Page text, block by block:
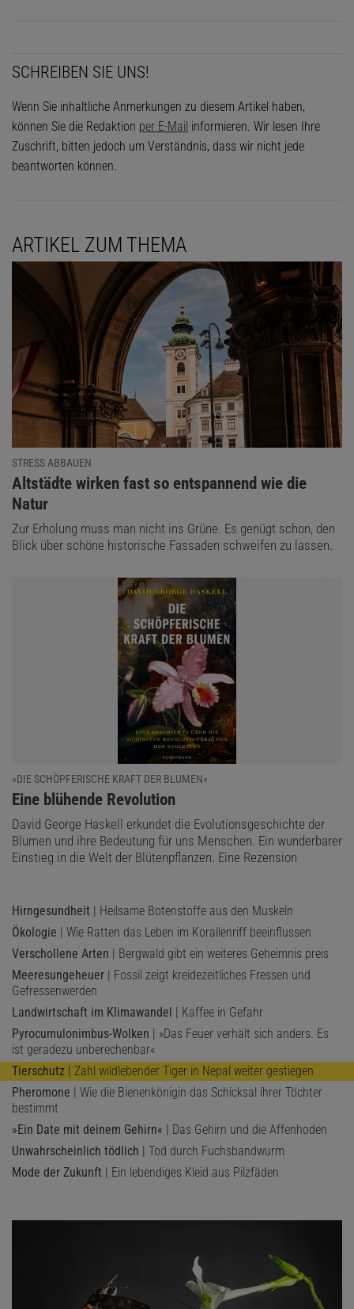
SCHREIBEN SIE UNS!
Wenn Sie inhaltliche Anmerkungen zu diesem Artikel haben,
können Sie die Redaktion per E-Mail informieren. Wir lesen Ihre
Zuschrift, bitten jedoch um Verständnis, dass wir nicht jede
beantworten können.
ARTIKEL ZUM THEMA
STRESS ABBAUEN
:
Altstädte wirken fast so entspannend wie die
Natur
Zur Erholung muss man nicht ins Grüne. Es genügt schon, den
Blick über schöne historische Fassaden schweifen zu lassen.
»DIE SCHÖPFERISCHE KRAFT DER BLUMEN«
:
Eine blühende Revolution
David George Haskell erkundet die Evolutionsgeschichte der
Blumen und ihre Bedeutung für uns Menschen. Ein wunderbarer
Einstieg in die Welt der Blütenpflanzen. Eine Rezension
Hirngesundheit | Heilsame Botenstoffe aus den Muskeln
Ökologie | Wie Ratten das Leben im Korallenriff beeinflussen
Verschollene Arten | Bergwald gibt ein weiteres Geheimnis preis
Meeresungeheuer | Fossil zeigt kreidezeitliches Fressen und
Gefressenwerden
Landwirtschaft im Klimawandel | Kaffee in Gefahr
Pyrocumulonimbus-Wolken | »Das Feuer verhält sich anders. Es
ist geradezu unberechenbar«
Tierschutz | Zahl wildlebender Tiger in Nepal weiter gestiegen
Pheromone | Wie die Bienenkönigin das Schicksal ihrer Töchter
bestimmt
»Ein Date mit deinem Gehirn« | Das Gehirn und die Affenhoden
Unwahrscheinlich tödlich | Tod durch Fuchsbandwurm
Mode der Zukunft | Ein lebendiges Kleid aus Pilzfäden